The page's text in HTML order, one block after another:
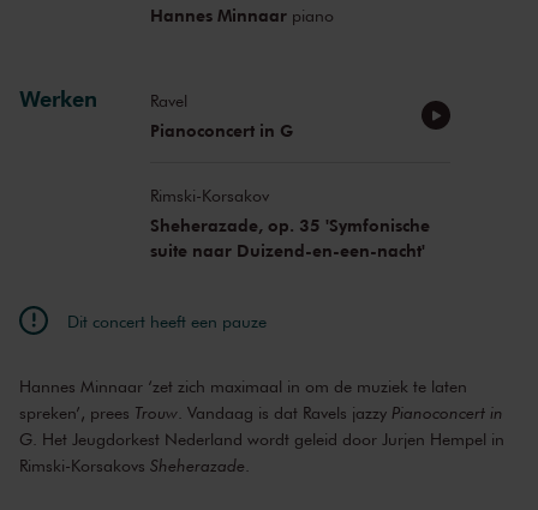
Hannes Minnaarpiano
Werken Ravel
Pianoconcert in G
Rimski-Korsakov
Sheherazade, op. 35 'Symfonische
suite naar Duizend-en-een-nacht'
Dit concert heeft een pauze
Hannes Minnaar ‘zet zich maximaal in om de muziek te laten
spreken’, prees Trouw . Vandaag is dat Ravels jazzy Pianoconcert in
G . Het Jeugdorkest Nederland wordt geleid door Jurjen Hempel in
Rimski-Korsakovs Sheherazade